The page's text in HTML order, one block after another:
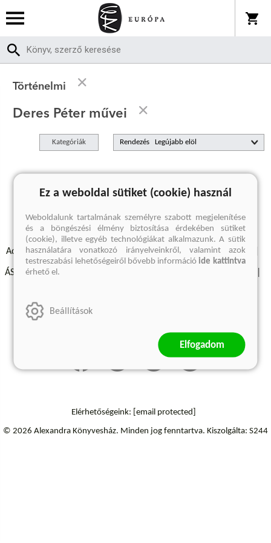
Történelmi
Deres Péter művei
Kategóriák Rendezés
A keresett kifejezésre nincs találat
Adatvédelmi szabályzatok Elállási felmondási nyilatkozat
ÁSZF - Vásárlási feltételek
Elérhetőségeink: [email protected]
© 2026 Alexandra Könyvesház. Minden jog fenntartva. Kiszolgálta: S244
Ez a weboldal sütiket (cookie) használ
Weboldalunk tartalmának személyre szabott megjelenítése
és a böngészési élmény biztosítása érdekében sütiket
(cookie), illetve egyéb technológiákat alkalmazunk. A sütik
használatára vonatkozó irányelveinkről, valamint azok
testreszabási lehetőségeiről bővebb információide kattintva
érhető el.
Beállítások
Elfogadom